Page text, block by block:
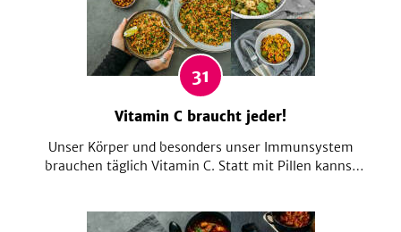
31
Vitamin C braucht jeder!
Unser Körper und besonders unser Immunsystem
brauchen täglich Vitamin C. Statt mit Pillen kannst
Rezeptideen mit Lebensmitteln, welche besonders